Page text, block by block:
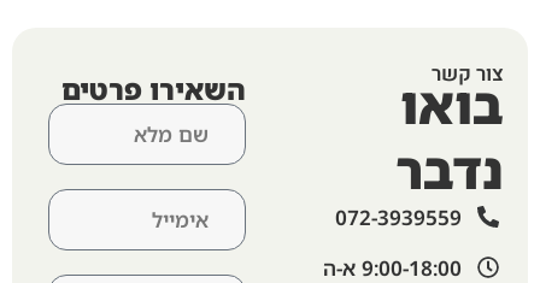
צור קשר
בואו
נדבר
072-3939559
9:00-18:00 א-ה​
השאירו פרטים